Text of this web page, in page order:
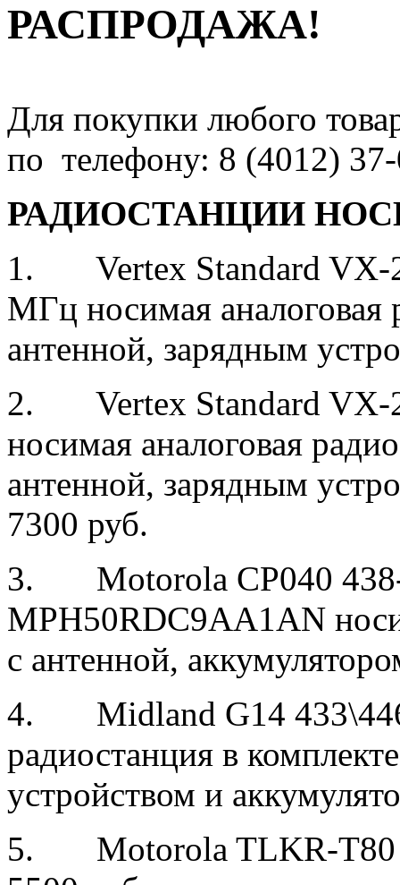
РАСПРОДАЖА!
Для покупки любого
по телефону: 8 (4012)
РАДИОСТАНЦИИ
1. Vertex Standard VX-
МГц носимая аналоговая
антенной, зарядным
2. Vertex Standard VX-
носимая аналоговая
антенной, зарядным
7300 руб.
3. Motorola CP040
MPH50RDC9AA1AN
с антенной,
4. Midland G14 433\446
радиостанция в
устройством и
5. Motorola TLKR-T80